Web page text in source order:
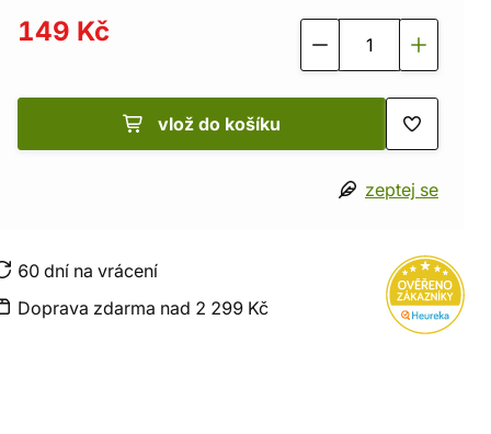
149 Kč
vlož do košíku
zeptej se
60 dní na vrácení
Doprava zdarma nad 2 299 Kč